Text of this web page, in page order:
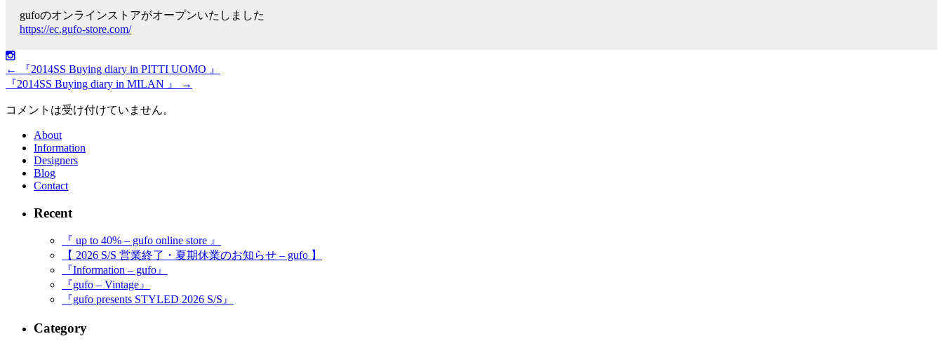
gufoのオンラインストアがオープンいたしました
https://ec.gufo-store.com/
←
『2014SS Buying diary in PITTI UOMO 』
『2014SS Buying diary in MILAN 』
→
コメントは受け付けていません。
About
Information
Designers
Blog
Contact
Recent
『 up to 40% – gufo online store 』
【 2026 S/S 営業終了・夏期休業のお知らせ – gufo 】
『Information – gufo』
『gufo – Vintage』
『gufo presents STYLED 2026 S/S』
Category